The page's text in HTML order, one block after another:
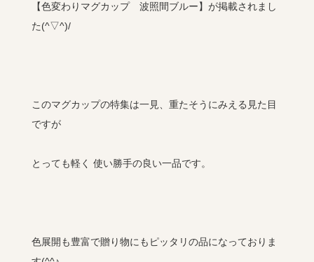
【色変わりマグカップ 波照間ブルー】が掲載されまし
た(^▽^)/
このマグカップの特集は一見、重たそうにみえる見た目
ですが
とっても軽く 使い勝手の良い一品です。
色展開も豊富で贈り物にもピッタリの品になっておりま